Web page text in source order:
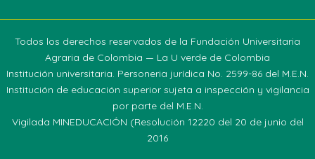
Todos los derechos reservados de la Fundación Universitaria
Agraria de Colombia — La U verde de Colombia
Institución universitaria. Personeria jurídica No. 2599-86 del M.E.N.
Institución de educación superior sujeta a inspección y vigilancia
por parte del M.E.N.
Vigilada MINEDUCACIÓN (Resolución 12220 del 20 de junio del
2016